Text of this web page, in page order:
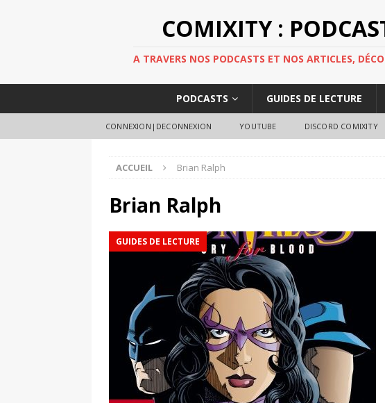
COMIXITY :
A TRAVERS NOS PODCASTS ET NOS ARTICLES,
PODCASTS GUIDES DE LECTURE
CONNEXION|DECONNEXION YOUTUBE DISCORD COMIXITY
ACCUEIL Brian Ralph
Brian Ralph
GUIDES DE LECTURE